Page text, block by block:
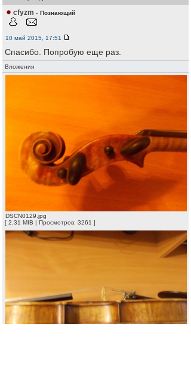
cfyzm - Познающий
10 май 2015, 17:51
Спасибо. Попробую еще раз.
Вложения
DSCN0129.jpg
[ 2.31 MIB | Просмотров: 3261 ]